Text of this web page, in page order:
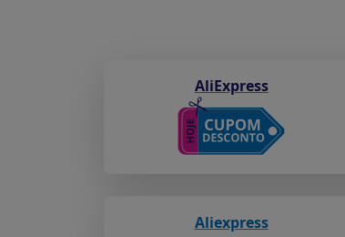
AliExpress
Aliexpress